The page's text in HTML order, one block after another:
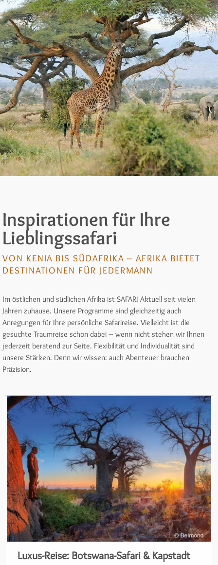
Inspirationen für Ihre
Lieblingssafari
VON KENIA BIS SÜDAFRIKA – AFRIKA BIETET
DESTINATIONEN FÜR JEDERMANN
Im östlichen und südlichen Afrika ist SAFARI Aktuell seit vielen
Jahren zuhause. Unsere Programme sind gleichzeitig auch
Anregungen für Ihre persönliche Safarireise. Vielleicht ist die
gesuchte Traumreise schon dabei – wenn nicht stehen wir Ihnen
jederzeit beratend zur Seite. Flexibilität und Individualität sind
unsere Stärken. Denn wir wissen: auch Abenteuer brauchen
Präzision.
Luxus-Reise: Botswana-Safari & Kapstadt